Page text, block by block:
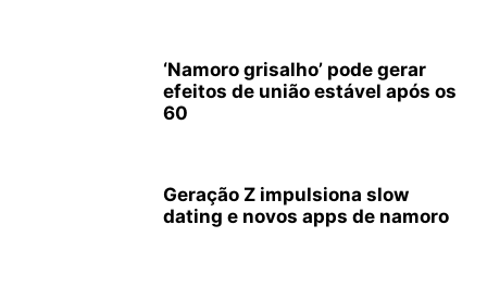
‘Namoro grisalho’ pode gerar
efeitos de união estável após os
60
Geração Z impulsiona slow
dating e novos apps de namoro